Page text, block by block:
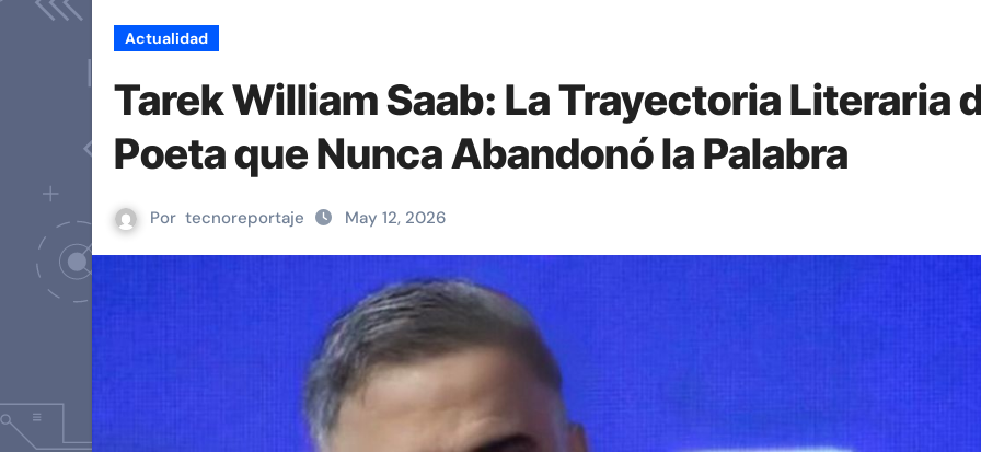
Actualidad
Tarek William Saab: La Trayectoria Literaria
Poeta que Nunca Abandonó la Palabra
Por tecnoreportaje May 12, 2026